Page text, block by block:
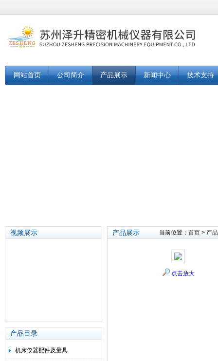
网站首页 公司简介 产品展示 新闻中心 技术支持
视频展示
产品目录
机床仪器配件及量具
产品展示 当前位置： 首页 > 产
点击放大